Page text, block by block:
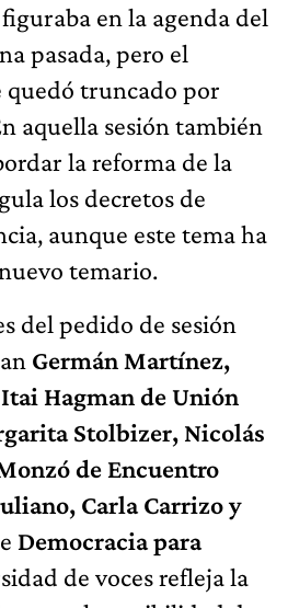
en la agenda del
pasada, pero el
truncado por
aquella sesión también
la reforma de la
los decretos de
aunque este tema ha
temario.
del pedido de sesión
Germán Martínez,
Hagman de Unión
Stolbizer, Nicolás
de Encuentro
Carla Carrizo y
Democracia para
de voces refleja la